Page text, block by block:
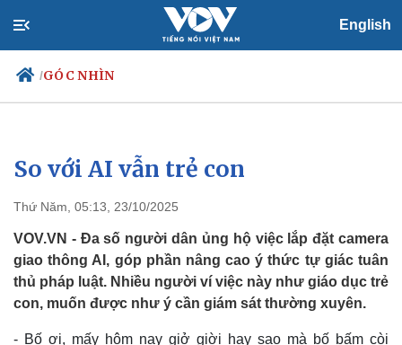
English
/GÓC NHÌN
Chính trị
Tổ chức nhân sự
Quốc hội
Xã hội
Giáo dục
Dấu ấn VOV
Việc làm
Biển đảo
So với AI vẫn trẻ con
Thứ Năm, 05:13, 23/10/2025
VOV.VN - Đa số người dân ủng hộ việc lắp đặt camera
giao thông AI, góp phần nâng cao ý thức tự giác tuân
thủ pháp luật. Nhiều người ví việc này như giáo dục trẻ
con, muốn được như ý cần giám sát thường xuyên.
- Bố ơi, mấy hôm nay giở giời hay sao mà bố bấm còi